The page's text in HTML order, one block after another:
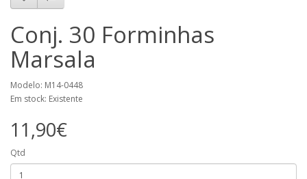
Conj. 30 Forminhas
Marsala
Modelo: M14-0448
Em stock: Existente
11,90€
Qtd